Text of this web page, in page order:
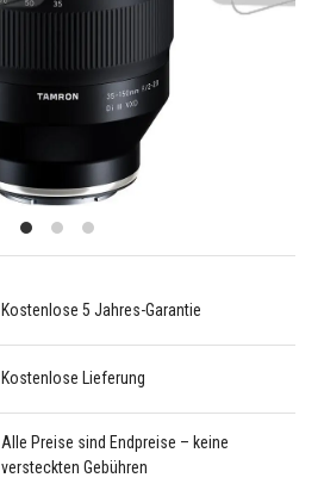
Kostenlose 5 Jahres-Garantie
Kostenlose Lieferung
Alle Preise sind Endpreise – keine
versteckten Gebühren